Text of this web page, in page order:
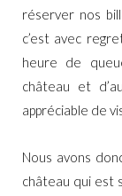
réserver nos
c’est avec
heure de
château et
appréciable de
Nous avons
château qui est